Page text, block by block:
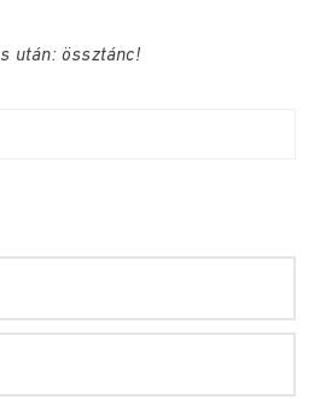
után: össztánc!